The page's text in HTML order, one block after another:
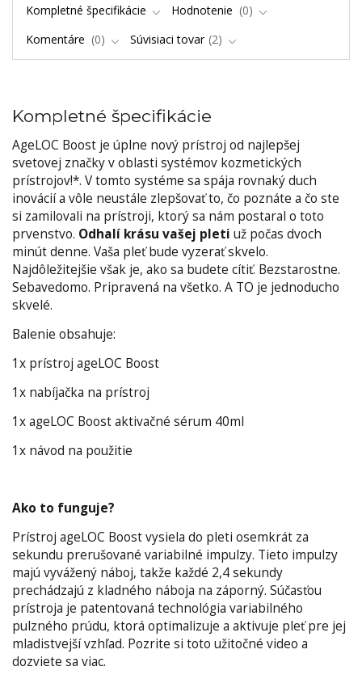
Kompletné špecifikácie Hodnotenie
0
Komentáre
0 Súvisiaci tovar 2
Kompletné špecifikácie
AgeLOC Boost je úplne nový prístroj od najlepšej
svetovej značky v oblasti systémov kozmetických
prístrojov!*. V tomto systéme sa spája rovnaký duch
inovácií a vôle neustále zlepšovať to, čo poznáte a čo ste
si zamilovali na prístroji, ktorý sa nám postaral o toto
prvenstvo. Odhalí krásu vašej pleti už počas dvoch
minút denne. Vaša pleť bude vyzerať skvelo.
Najdôležitejšie však je, ako sa budete cítiť. Bezstarostne.
Sebavedomo. Pripravená na všetko. A TO je jednoducho
skvelé.
Balenie obsahuje:
1x prístroj ageLOC Boost
1x nabíjačka na prístroj
1x ageLOC Boost aktivačné sérum 40ml
1x návod na použitie
Ako to funguje?
Prístroj ageLOC Boost vysiela do pleti osemkrát za
sekundu prerušované variabilné impulzy. Tieto impulzy
majú vyvážený náboj, takže každé 2,4 sekundy
prechádzajú z kladného náboja na záporný. Súčasťou
prístroja je patentovaná technológia variabilného
pulzného prúdu, ktorá optimalizuje a aktivuje pleť pre jej
mladistvejší vzhľad. Pozrite si toto užitočné video a
dozviete sa viac.